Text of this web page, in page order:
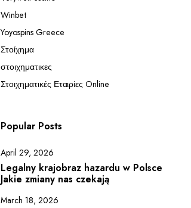
Winbet
Yoyospins Greece
Στοίχημα
στοιχηματικες
Στοιχηματικές Εταιρίες Online
Popular Posts
April 29, 2026
Legalny krajobraz hazardu w Polsce
Jakie zmiany nas czekają
March 18, 2026